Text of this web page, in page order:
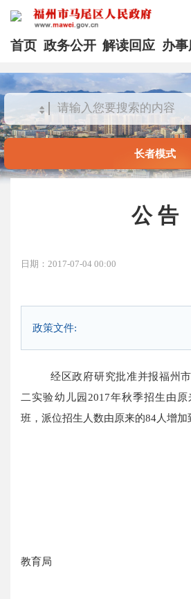
首页 政务公开 解读回应 办
长者模式
公 告
日期：2017-07-04 00:00
政策文件:
经区政府研究批准并报福州
二实验幼儿园2017年秋季招生由
班，派位招生人数由原来的84人增加
福州市
教育局